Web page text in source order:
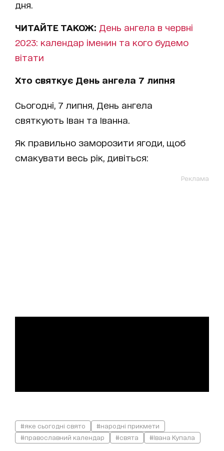
дня.
ЧИТАЙТЕ ТАКОЖ: День ангела в червні
2023: календар іменин та кого будемо
вітати
Хто святкує День ангела 7 липня
Сьогодні, 7 липня, День ангела
святкують Іван та Іванна.
Як правильно заморозити ягоди, щоб
смакувати весь рік, дивіться:
Реклама
#яке сьогодні свято
#народні прикмети
#православний календар
#свята #Івана Купала